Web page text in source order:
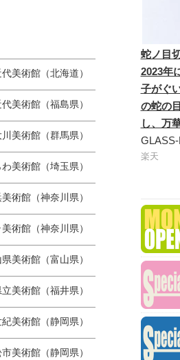
美術館（北海道）
美術館（福島県）
川美術館（群馬県）
わ美術館（埼玉県）
美術館（神奈川県）
術館（神奈川県）
県美術館（富山県）
美術館（福井県）
美術館（静岡県）
市美術館（静岡県）
蛇ノ目
2023年
子がぐ
の蛇の
し、万
楽天